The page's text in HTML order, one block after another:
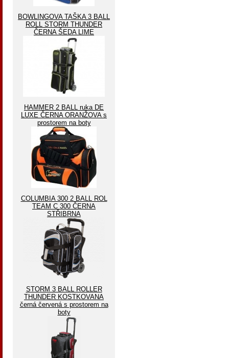
BOWLINGOVA TAŠKA 3 BALL
ROLL STORM THUNDER
ČERNA ŠEDA LIME
HAMMER 2 BALL ruka DE
LUXE ČERNA ORANŽOVA s
prostorem na boty
COLUMBIA 300 2 BALL ROL
TEAM C 300 ČERNA
STŘIBRNA
STORM 3 BALL ROLLER
THUNDER KOSTKOVANA
černá červená s prostorem na
boty